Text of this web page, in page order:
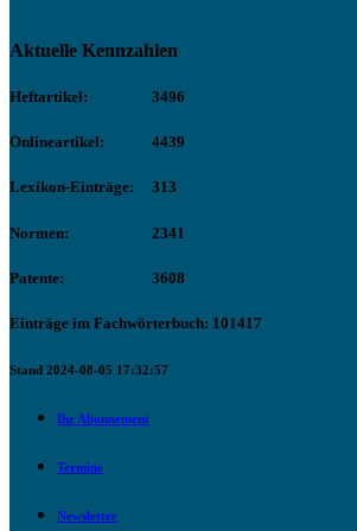
Aktuelle Kennzahlen
Heftartikel: 3496
Onlineartikel: 4439
Lexikon-Einträge: 313
Normen: 2341
Patente: 3608
Einträge im Fachwörterbuch: 101417
Stand 2024-08-05 17:32:57
Ihr Abonnement
Termine
Newsletter